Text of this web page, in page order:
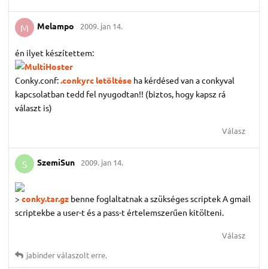
M Melampo 2009. jan 14.
én ilyet készítettem:
Conky.conf:.conkyrc letöltése ha kérdésed van a conkyval
kapcsolatban tedd fel nyugodtan!! (biztos, hogy kapsz rá
választ is)
Válasz
S SzemiSun 2009. jan 14.
> conky.tar.gz benne foglaltatnak a szükséges scriptek A gmail
scriptekbe a user-t és a pass-t értelemszerűen kitölteni.
Válasz
jabinderválaszolt erre.